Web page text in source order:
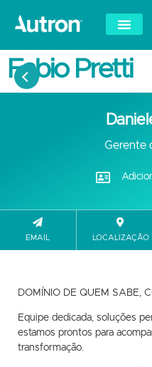
Fabio Pretti
Gerente
LOCALIZAÇÃO
EMAIL
DOMÍNIO DE QUEM SABE,
Equipe dedicada, soluções
estamos prontos para
transformação.